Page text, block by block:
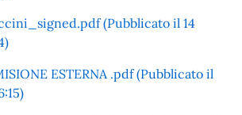
(Pubblicato il 14
ESTERNA .pdf (Pubblicato il